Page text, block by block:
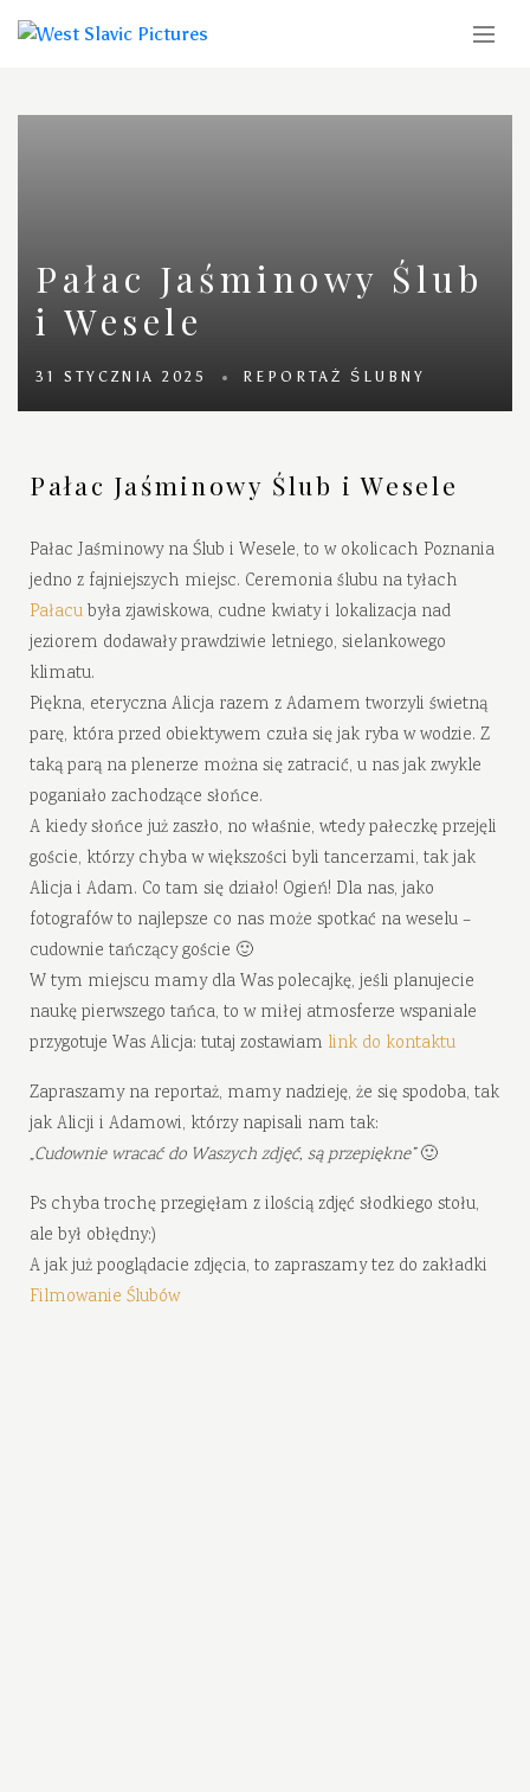
Pałac Jaśminowy Ślub
i Wesele
31 STYCZNIA 2025 REPORTAŻ ŚLUBNY
Pałac Jaśminowy Ślub i Wesele
Pałac Jaśminowy na Ślub i Wesele, to w okolicach Poznania
jedno z fajniejszych miejsc. Ceremonia ślubu na tyłach
Pałacubyła zjawiskowa, cudne kwiaty i lokalizacja nad
jeziorem dodawały prawdziwie letniego, sielankowego
klimatu.
Piękna, eteryczna Alicja razem z Adamem tworzyli świetną
parę, która przed obiektywem czuła się jak ryba w wodzie. Z
taką parą na plenerze można się zatracić, u nas jak zwykle
poganiało zachodzące słońce.
A kiedy słońce już zaszło, no właśnie, wtedy pałeczkę przejęli
goście, którzy chyba w większości byli tancerzami, tak jak
Alicja i Adam. Co tam się działo! Ogień! Dla nas, jako
fotografów to najlepsze co nas może spotkać na weselu –
cudownie tańczący goście 🙂
W tym miejscu mamy dla Was polecajkę, jeśli planujecie
naukę pierwszego tańca, to w miłej atmosferze wspaniale
przygotuje Was Alicja: tutaj zostawiam link do kontaktu
Zapraszamy na reportaż, mamy nadzieję, że się spodoba, tak
jak Alicji i Adamowi, którzy napisali nam tak:
„Cudownie wracać do Waszych zdjęć, są przepiękne”🙂
Ps chyba trochę przegięłam z ilością zdjęć słodkiego stołu,
ale był obłędny:)
A jak już pooglądacie zdjęcia, to zapraszamy tez do zakładki
Filmowanie Ślubów